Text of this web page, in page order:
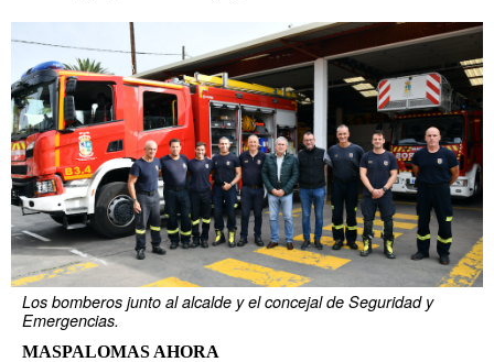
Los bomberos junto al alcalde y el concejal de Seguridad y
Emergencias.
MASPALOMAS AHORA